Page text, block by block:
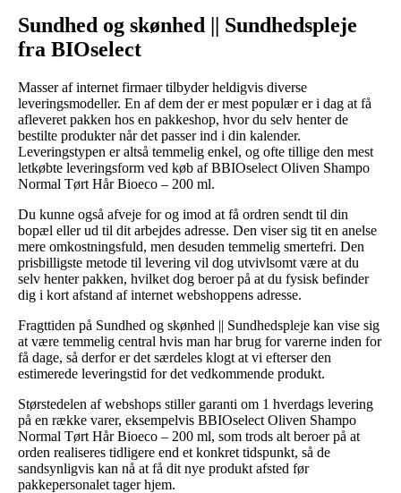
Sundhed og skønhed || Sundhedspleje
fra BIOselect
Masser af internet firmaer tilbyder heldigvis diverse
leveringsmodeller. En af dem der er mest populær er i dag at få
afleveret pakken hos en pakkeshop, hvor du selv henter de
bestilte produkter når det passer ind i din kalender.
Leveringstypen er altså temmelig enkel, og ofte tillige den mest
letkøbte leveringsform ved køb af BBIOselect Oliven Shampo
Normal Tørt Hår Bioeco – 200 ml.
Du kunne også afveje for og imod at få ordren sendt til din
bopæl eller ud til dit arbejdes adresse. Den viser sig tit en anelse
mere omkostningsfuld, men desuden temmelig smertefri. Den
prisbilligste metode til levering vil dog utvivlsomt være at du
selv henter pakken, hvilket dog beroer på at du fysisk befinder
dig i kort afstand af internet webshoppens adresse.
Fragttiden på Sundhed og skønhed || Sundhedspleje kan vise sig
at være temmelig central hvis man har brug for varerne inden for
få dage, så derfor er det særdeles klogt at vi efterser den
estimerede leveringstid for det vedkommende produkt.
Størstedelen af webshops stiller garanti om 1 hverdags levering
på en række varer, eksempelvis BBIOselect Oliven Shampo
Normal Tørt Hår Bioeco – 200 ml, som trods alt beroer på at
orden realiseres tidligere end et konkret tidspunkt, så de
sandsynligvis kan nå at få dit nye produkt afsted før
pakkepersonalet tager hjem.